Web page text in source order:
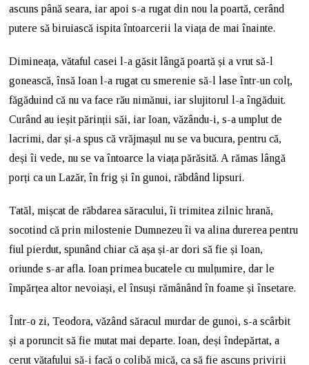
ascuns până seara, iar apoi s-a rugat din nou la poartă, cerând
putere să biruiască ispita întoarcerii la viața de mai înainte.
Dimineața, vătaful casei l-a găsit lângă poartă și a vrut să-l
gonească, însă Ioan l-a rugat cu smerenie să-l lase într-un colț,
făgăduind că nu va face rău nimănui, iar slujitorul l-a îngăduit.
Curând au ieșit părinții săi, iar Ioan, văzându-i, s-a umplut de
lacrimi, dar și-a spus că vrăjmașul nu se va bucura, pentru că,
deși îi vede, nu se va întoarce la viața părăsită. A rămas lângă
porți ca un Lazăr, în frig și în gunoi, răbdând lipsuri.
Tatăl, mișcat de răbdarea săracului, îi trimitea zilnic hrană,
socotind că prin milostenie Dumnezeu îi va alina durerea pentru
fiul pierdut, spunând chiar că așa și-ar dori să fie și Ioan,
oriunde s-ar afla. Ioan primea bucatele cu mulțumire, dar le
împărțea altor nevoiași, el însuși rămânând în foame și însetare.
Într-o zi, Teodora, văzând săracul murdar de gunoi, s-a scârbit
și a poruncit să fie mutat mai departe. Ioan, deși îndepărtat, a
cerut vătafului să-i facă o colibă mică, ca să fie ascuns privirii